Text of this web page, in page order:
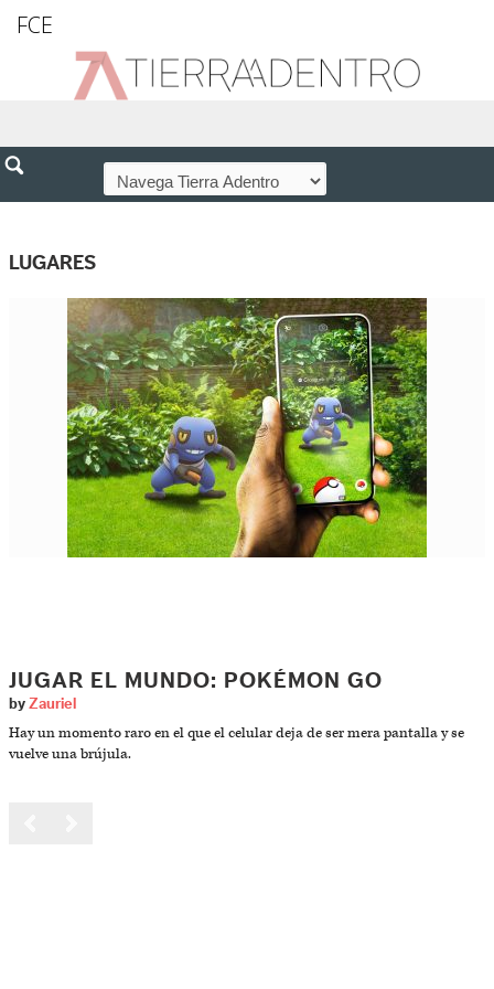
FCE
LUGARES
JUGAR EL MUNDO: POKÉMON GO
by Zauriel
Hay un momento raro en el que el celular deja de ser mera pantalla y se
vuelve una brújula.